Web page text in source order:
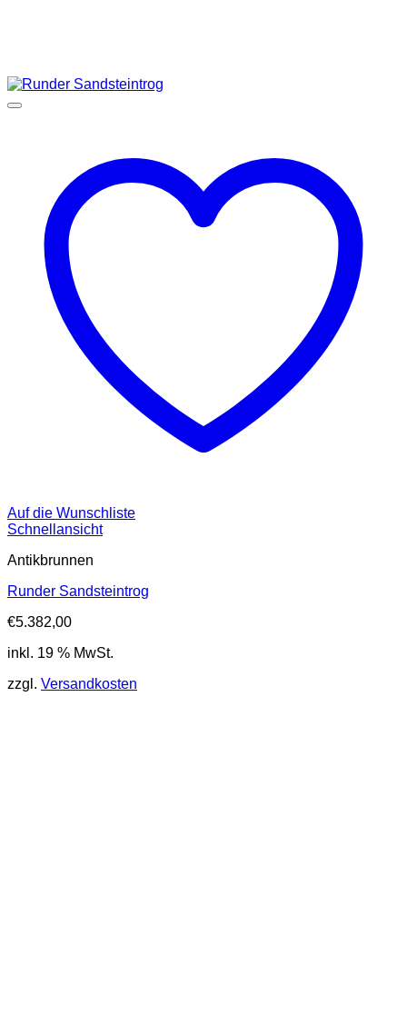
Auf die Wunschliste
Schnellansicht
Antikbrunnen
Runder Sandsteintrog
€5.382,00
inkl. 19 % MwSt.
zzgl. Versandkosten